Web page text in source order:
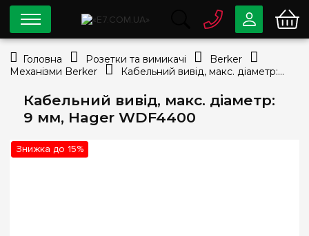
Кабельний вивід, макс. діаметр:
9 мм, Hager WDF4400
Знижка до 15%
0 80033-63-07
info@e7.com.ua
044334-79-78
Viber
Головна Розетки та вимикачі
Berker
Механізми Berker
Кабельний вивід, макс. діаметр: 9 мм, Hager WDF4400